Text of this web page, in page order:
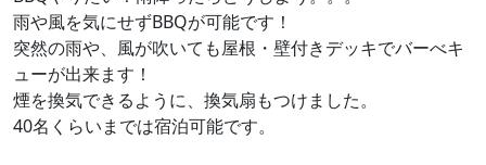
雨や風を気にせずBBQが可能です！
突然の雨や、風が吹いても屋根・壁付きデッキでバーべキ
ューが出来ます！
煙を換気できるように、換気扇もつけました。
40名くらいまでは宿泊可能です。